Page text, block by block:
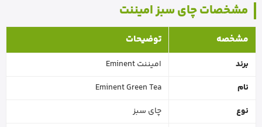
مشخصات چای سبز امیننت
مشخصه توضیحات
برند
امیننت Eminent
نام
Eminent Green Tea
نوع
چای سبز